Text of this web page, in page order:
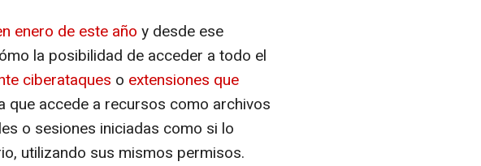
enero de este año y desde ese
la posibilidad de acceder a todo el
ciberataques o extensiones que
que accede a recursos como archivos
o sesiones iniciadas como si lo
utilizando sus mismos permisos.